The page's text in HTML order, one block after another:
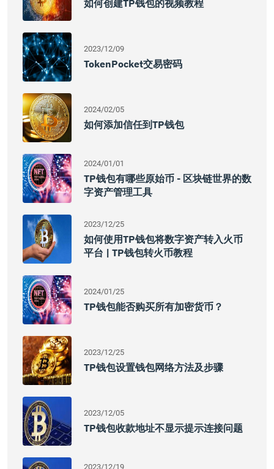
如何创建TP钱包的视频教程
2023/12/09
TokenPocket交易密码
2024/02/05
如何添加信任到TP钱包
2024/01/01
TP钱包有哪些原始币 - 区块链世界的数
字资产管理工具
2023/12/25
如何使用TP钱包将数字资产转入火币
平台 | TP钱包转火币教程
2024/01/25
TP钱包能否购买所有加密货币？
2023/12/25
TP钱包设置钱包网络方法及步骤
2023/12/05
TP钱包收款地址不显示提示连接问题
2023/12/19